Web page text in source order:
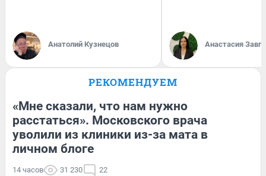
Анатолий Кузнецов Анастасия
РЕКОМЕНДУЕМ
«Мне сказали, что нам нужно
расстаться». Московского врача
уволили из клиники из-за мата в
личном блоге
14 часов 31 230 22